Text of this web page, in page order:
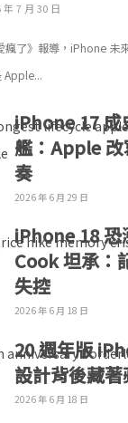
年 7 月 30 日
瘋了》報導，iPhone 未
Apple...
iPhone 17 成
艦：Apple
奏
2026 年 6 月 29 日
iPhone 18
Cook 坦承：
失控
2026 年 6 月 18 日
20 週年版
設計背後藏
2026 年 6 月 18 日